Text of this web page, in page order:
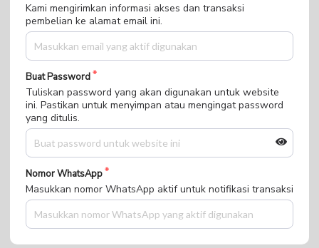
Kami mengirimkan informasi akses dan transaksi
pembelian ke alamat email ini.
Buat Password
Tuliskan password yang akan digunakan untuk website
ini. Pastikan untuk menyimpan atau mengingat password
yang ditulis.
Nomor WhatsApp
Masukkan nomor WhatsApp aktif untuk notifikasi transaksi